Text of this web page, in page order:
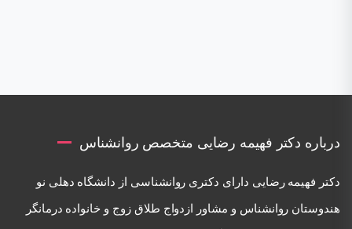
درباره دکتر فهیمه رضایی متخصص روانشناس
دكتر فهيمه رضايی دارای دكتری روانشناسی از دانشگاه دهلی نو
هندوستان روانشناس و مشاور ازدواج طلاق زوج و خانواده درمانگر